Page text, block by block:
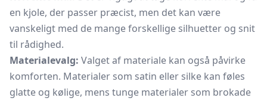
en kjole, der passer præcist, men det kan være
vanskeligt med de mange forskellige silhuetter og snit
til rådighed.
Materialevalg: Valget af materiale kan også påvirke
komforten. Materialer som satin eller silke kan føles
glatte og kølige, mens tunge materialer som brokade